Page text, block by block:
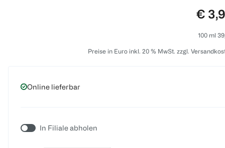
€
100 ml
Preise in Euro inkl. 20 % MwSt. zzgl.
Online lieferbar
In Filiale abholen